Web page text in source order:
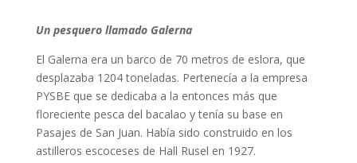
Un pesquero llamado Galerna
El Galerna era un barco de 70 metros de eslora, que
desplazaba 1204 toneladas. Pertenecía a la empresa
PYSBE que se dedicaba a la entonces más que
floreciente pesca del bacalao y tenía su base en
Pasajes de San Juan. Había sido construido en los
astilleros escoceses de Hall Rusel en 1927.